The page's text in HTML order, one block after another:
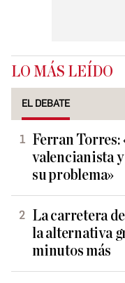
LO MÁS LEÍDO
EL DEBATE
Ferran Torres:
valencianista y
su problema»
La carretera
la alternativa
minutos más